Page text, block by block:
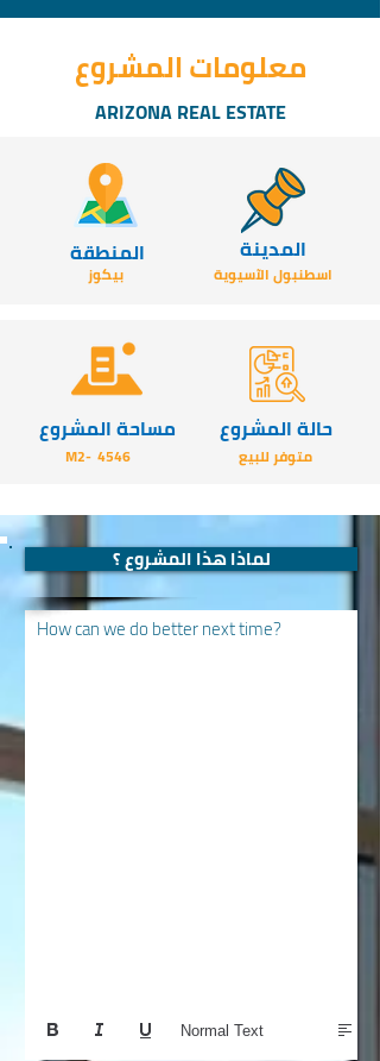
المنطقة
بيكوز
المدينة
اسطنبول الآسيوية
مساحة المشروع
4546
-M2
حالة المشروع
متوفر للبيع
معلومات المشروع
ARIZONA REAL ESTATE
How can we do better next time?
Normal Text
لماذا هذا المشروع ؟